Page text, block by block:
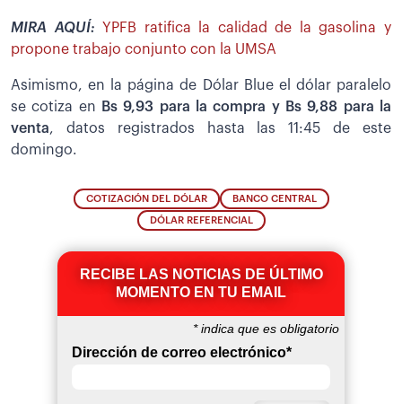
MIRA AQUÍ: YPFB ratifica la calidad de la gasolina y
propone trabajo conjunto con la UMSA
Asimismo, en la página de Dólar Blue el dólar paralelo
se cotiza en
Bs 9,93 para la compra y Bs 9,88 para la
venta, datos registrados hasta las 11:45 de este
domingo.
COTIZACIÓN DEL DÓLAR BANCO CENTRAL
DÓLAR REFERENCIAL
RECIBE LAS NOTICIAS DE ÚLTIMO
MOMENTO EN TU EMAIL
*indica que es obligatorio
Dirección de correo electrónico*